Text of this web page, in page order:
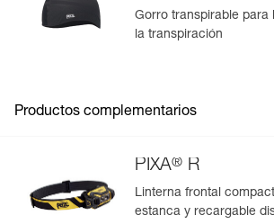
Gorro transpirable para
la transpiración
Productos complementarios
PIXA® R
Linterna frontal
estanca y recargable